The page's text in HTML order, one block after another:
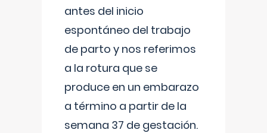
antes del inicio
espontáneo del trabajo
de parto y nos referimos
a la rotura que se
produce en un embarazo
a término a partir de la
semana 37 de gestación.